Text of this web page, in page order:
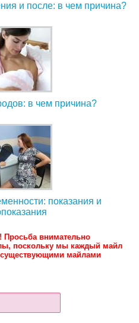
и после: в чем причина?
в чем причина?
показания и
Просьба внимательно
поскольку мы каждый майл
майлами